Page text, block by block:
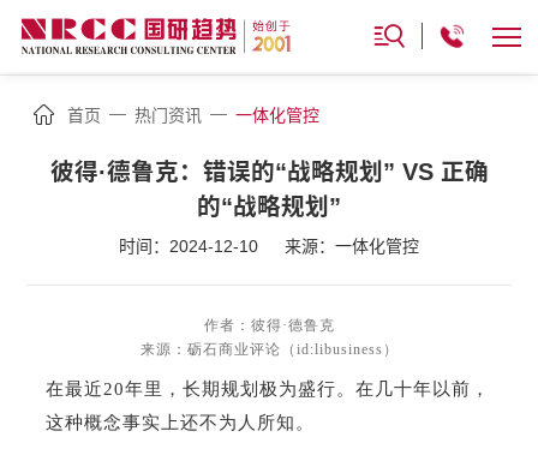
首页 — 热门资讯 — 一体化管控
彼得·德鲁克：错误的“战略规划” VS 正确
的“战略规划”
时间：2024-12-10 来源：一体化管控
作者：彼得·德鲁克
来源：砺石商业评论（id:libusiness）
在最近20年里，长期规划极为盛行。在几十年以前，
这种概念事实上还不为人所知。